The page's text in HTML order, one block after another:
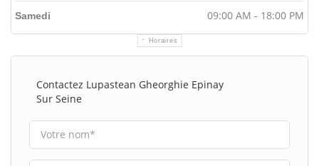
Horaires
Samedi 09:00 AM - 18:00 PM
Contactez Lupastean Gheorghie Epinay
Sur Seine